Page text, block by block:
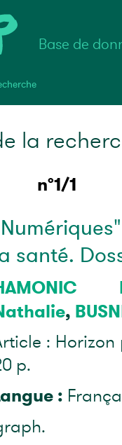
Base de
la
n°1/1
santé.
,
: Horizon
p.
: